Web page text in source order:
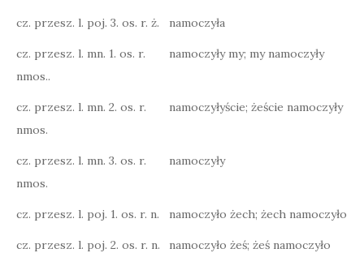
cz. przesz. l. poj. 3. os. r. ż. namoczyła
cz. przesz. l. mn. 1. os. r.
nmos..
namoczyły my; my namoczyły
cz. przesz. l. mn. 2. os. r.
nmos.
namoczyłyście; żeście namoczyły
cz. przesz. l. mn. 3. os. r.
nmos.
namoczyły
cz. przesz. l. poj. 1. os. r. n. namoczyło żech; żech namoczyło
cz. przesz. l. poj. 2. os. r. n. namoczyło żeś; żeś namoczyło